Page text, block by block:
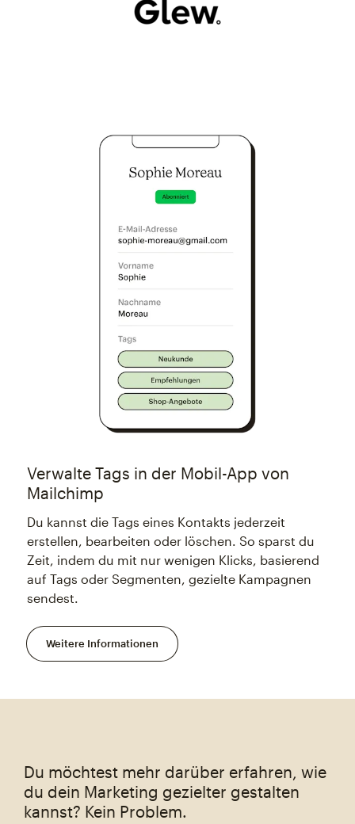
Verwalte Tags in der Mobil-App von
Mailchimp
Du kannst die Tags eines Kontakts jederzeit
erstellen, bearbeiten oder löschen. So sparst du
Zeit, indem du mit nur wenigen Klicks, basierend
auf Tags oder Segmenten, gezielte Kampagnen
sendest.
Weitere Informationen
Du möchtest mehr darüber erfahren, wie
du dein Marketing gezielter gestalten
kannst? Kein Problem.